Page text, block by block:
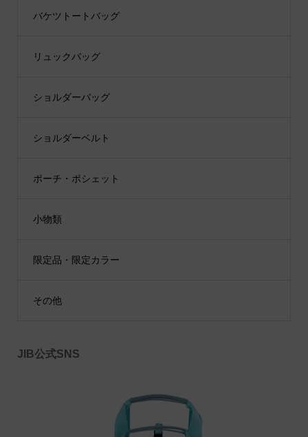
バケツトートバッグ
リュックバッグ
ショルダーバッグ
ショルダーベルト
ポーチ・ポシェット
小物類
限定品・限定カラー
その他
JIB公式SNS